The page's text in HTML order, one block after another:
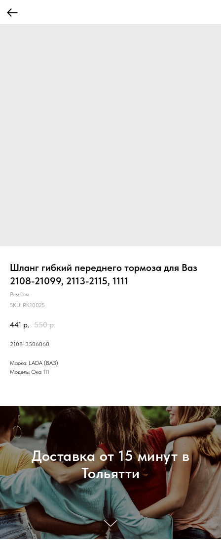
Шланг гибкий переднего тормоза для Ваз
2108-21099, 2113-2115, 1111
РемКом
SKU: RK10025
441 р. 550 р.
2108-3506060
Марка: LADA (ВАЗ)
Модель: Ока 111
Доставка от 15 минут в
Тольятти